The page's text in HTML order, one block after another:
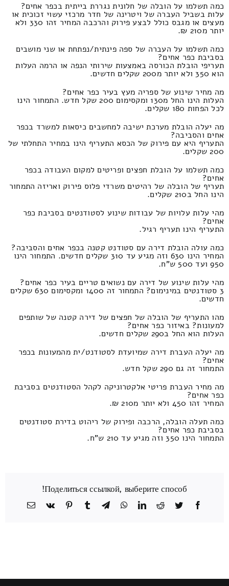
כמה תשלמו על הובלה של חלונית נגררת בייתית בכפר אחים?
עלות בשביל העברה של ויטרינה של חדר מרכזי עשוי זכוכית או
מעצים או מגבס כולל לבצע פירוק והרכבה המחיר זהו 330 ולא
יותר מ210 ₪.
כמה תשלמו על העברה של ספה פינתית/נפתחת או שני מושבים
בסביבת כפר אחים?
תעריפי הובלת הכורסה באמצעות שירותי הנפה או הרמה העלות
הוא 350 ולא יותר מ200 שקלים חדשים.
מה מחיר שינוע של ספריה מעץ בעיר כפר אחים?
העלות הינו החל מ130 ומקסימום 200 שקל חדש. התמחור הינו
לכל הפחות 180 שקלים.
מה יעלה הובלת מערכת ישיבה למחשבים כיסאות למשרד בכפר
אחים והסביבה?
התעריף היא עם פירוק של הכסא התעריף הינו במחיר התחלתי של
200 שקלים.
כמה תשלמו על הובלת חפצים ופריטים למקום העבודה בכפר
אחים?
תעריף של הובלה של רהיטים משרדי פלוס פירוק ואריזה התמחור
הינו החל ב210 שקלים.
מהי עלות עלויות של עבודות שינוע לסטודנטים בסביבת כפר
אחים?
התעריף הינו תעריף רגיל.
כמה עולה הובלת דירה עם סטודנט קטנה בכפר אחים והסביבה?
המחיר הינו 630 וזה מגיע עד 310 שקלים חדשים. התמחור הינו
950 ועד 500 ש"ח.
מהי עלות שינוע של דירה עם נשואים טריים בעיר כפר אחים?
3 סטודנטים במינימום? התמחור זה 1400 ומקסימום 630 שקלים
חדשים.
מהו התעריף של הובלה של חפצים של דירה קטנה של שותפים
למעונות? באיזור כפר אחים?
העלות הוא החל ב290 שקלים חדשים.
מה יעלה העברת דירה שמיועדת לסטודנט/ית מהמעונות בכפר
אחים?
התמחור זה גם 290 שקל חדש.
מה מחיר העברת פריטי אלקטרוניקה לקהל הסטודנטים בסביבת
כפר אחים?
המחיר זהו 450 ולא יותר מ210 ₪.
כמה תעלה הובלה, הרכבה ופירוק של ריהוט בדירת סטודנטים
בסביבת כפר אחים?
התמחור הינו 350 וזה מגיע עד 210 ש"ח.
Поделиться ссылкой, выберите способ!
Facebook
Twitter
Reddit
LinkedIn
WhatsApp
Telegram
Tumblr
Pinterest
Vk
כתובת